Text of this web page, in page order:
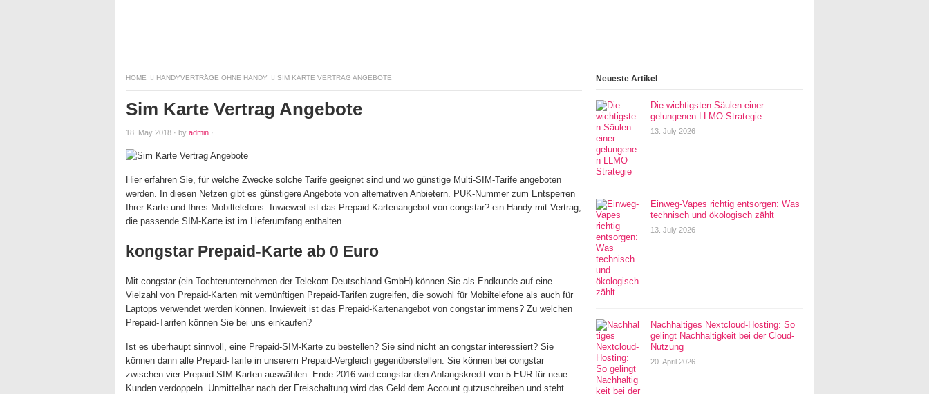
HOME HANDYVERTRÄGE OHNE HANDY SIM KARTE VERTRAG ANGEBOTE
Sim Karte Vertrag Angebote
18. May 2018 · by admin ·
Hier erfahren Sie, für welche Zwecke solche Tarife geeignet sind und wo günstige Multi-SIM-Tarife angeboten
werden. In diesen Netzen gibt es günstigere Angebote von alternativen Anbietern. PUK-Nummer zum Entsperren
Ihrer Karte und Ihres Mobiltelefons. Inwieweit ist das Prepaid-Kartenangebot von congstar? ein Handy mit Vertrag,
die passende SIM-Karte ist im Lieferumfang enthalten.
kongstar Prepaid-Karte ab 0 Euro
Mit congstar (ein Tochterunternehmen der Telekom Deutschland GmbH) können Sie als Endkunde auf eine
Vielzahl von Prepaid-Karten mit vernünftigen Prepaid-Tarifen zugreifen, die sowohl für Mobiltelefone als auch für
Laptops verwendet werden können. Inwieweit ist das Prepaid-Kartenangebot von congstar immens? Zu welchen
Prepaid-Tarifen können Sie bei uns einkaufen?
Ist es überhaupt sinnvoll, eine Prepaid-SIM-Karte zu bestellen? Sie sind nicht an congstar interessiert? Sie
können dann alle Prepaid-Tarife in unserem Prepaid-Vergleich gegenüberstellen. Sie können bei congstar
zwischen vier Prepaid-SIM-Karten auswählen. Ende 2016 wird congstar den Anfangskredit von 5 EUR für neue
Kunden verdoppeln. Unmittelbar nach der Freischaltung wird das Geld dem Account gutzuschreiben und steht
Neueste Artikel
Die wichtigsten Säulen einer
gelungenen LLMO-Strategie
13. July 2026
Einweg-Vapes richtig entsorgen: Was
technisch und ökologisch zählt
13. July 2026
Nachhaltiges Nextcloud-Hosting: So
gelingt Nachhaltigkeit bei der Cloud-
Nutzung
20. April 2026